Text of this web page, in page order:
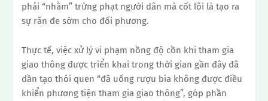
phải “nhằm” trừng phạt người dân mà cốt lõi là tạo ra
sự răn đe sớm cho đối phương.
Thực tế, việc xử lý vi phạm nồng độ cồn khi tham gia
giao thông được triển khai trong thời gian gần đây đã
dần tạo thói quen “đã uống rượu bia không được điều
khiển phương tiện tham gia giao thông”, góp phần